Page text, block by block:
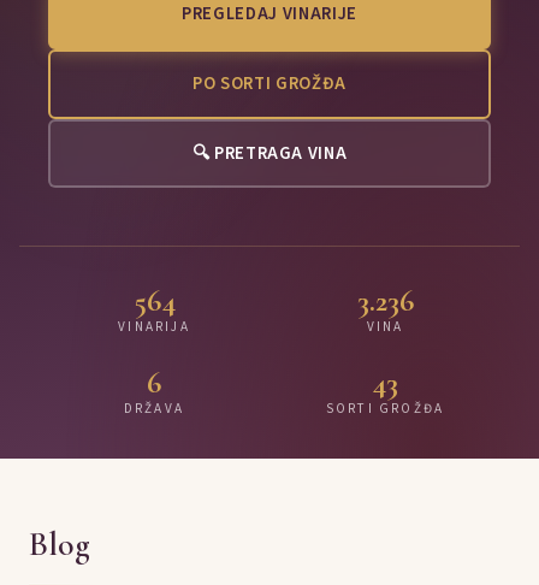
PREGLEDAJ VINARIJE
PO SORTI GROŽĐA
🔍 PRETRAGA VINA
564
VINARIJA
3.236
VINA
6
DRŽAVA
43
SORTI GROŽĐA
Blog